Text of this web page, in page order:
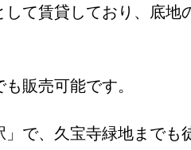
て賃貸しており、底地
販売可能です。
で、久宝寺緑地までも